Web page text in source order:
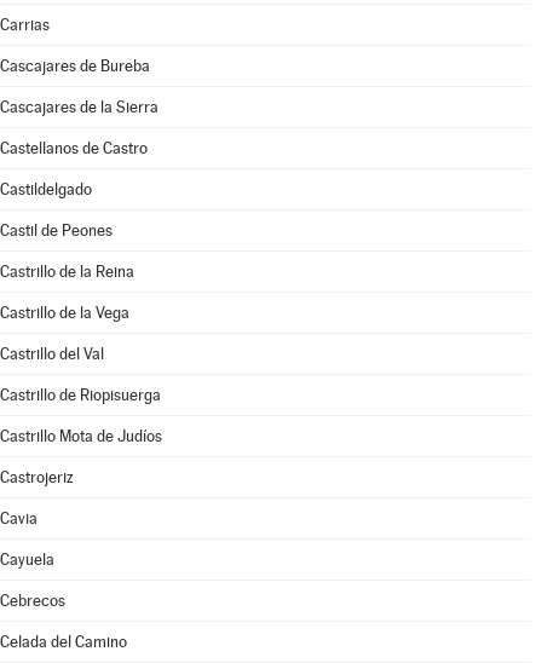
Carrias
Cascajares de Bureba
Cascajares de la Sierra
Castellanos de Castro
Castildelgado
Castil de Peones
Castrillo de la Reina
Castrillo de la Vega
Castrillo del Val
Castrillo de Riopisuerga
Castrillo Mota de Judíos
Castrojeriz
Cavia
Cayuela
Cebrecos
Celada del Camino